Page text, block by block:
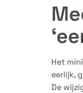
Het
eerlijk,
De